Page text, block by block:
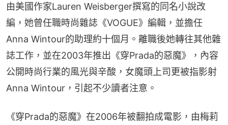
由美國作家Lauren Weisberger撰寫的同名小說改
編，她曾任職時尚雜誌《VOGUE》編輯，並擔任
Anna Wintour的助理約十個月。離職後她轉往其他雜
誌工作，並在2003年推出《穿Prada的惡魔》，內容
公開時尚行業的風光與辛酸，女魔頭上司更被指影射
Anna Wintour，引起不少讀者注意。
《穿Prada的惡魔》在2006年被翻拍成電影，由梅莉